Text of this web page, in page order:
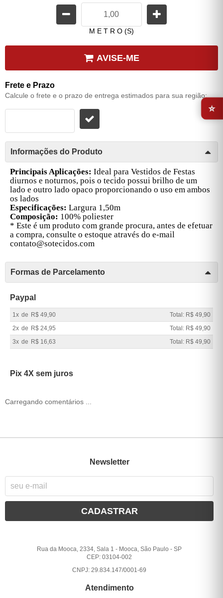
M E T R O (S)
AVISE-ME
Frete e Prazo
Calcule o frete e o prazo de entrega estimados para sua região:
Informações do Produto
Principais Aplicações: Ideal para Vestidos de Festas
diurnos e noturnos, pois o tecido possui brilho de um
lado e outro lado opaco proporcionando o uso em ambos
os lados
Especificações: Largura 1,50m
Composição: 100% poliester
* Este é um produto com grande procura, antes de efetuar
a compra, consulte o estoque através do e-mail
contato@sotecidos.com
Formas de Parcelamento
Paypal
1x de R$ 49,90
Total: R$ 49,90
2x de R$ 24,95
Total: R$ 49,90
3x de R$ 16,63 Total: R$ 49,90
Pix 4X sem juros
Carregando comentários ...
Newsletter
CADASTRAR
Rua da Mooca, 2334, Sala 1 - Mooca, São Paulo -SP
CEP: 03104-002
CNPJ: 29.834.147/0001-69
Atendimento
⭐